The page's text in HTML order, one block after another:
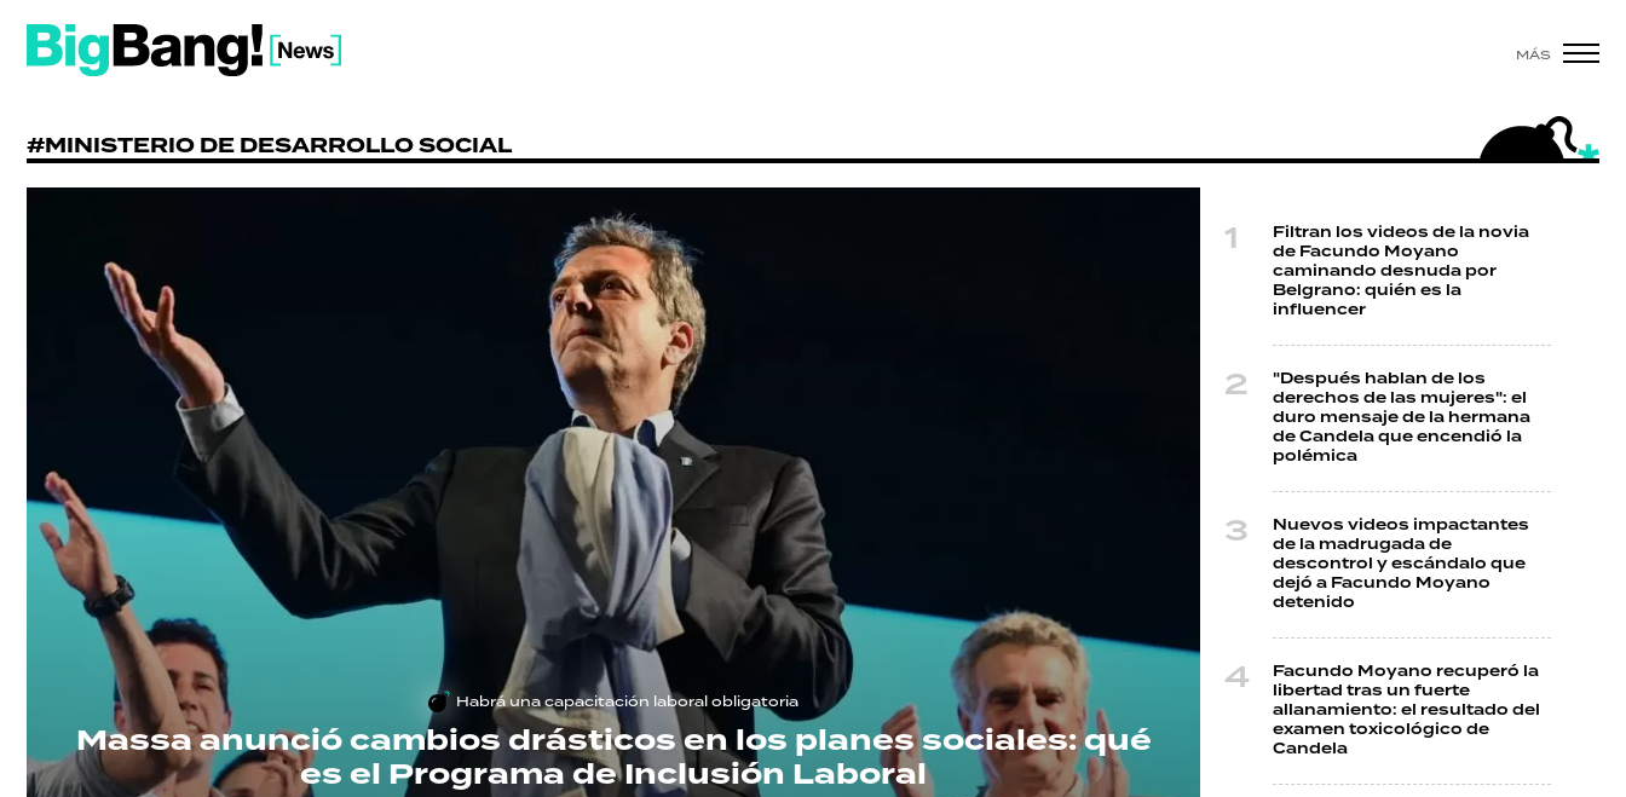
MÁS
#MINISTERIO DE DESARROLLO SOCIAL
Habrá una capacitación laboral obligatoria
Massa anunció cambios drásticos en los planes sociales: qué
es el Programa de Inclusión Laboral
Filtran los videos de la novia
de Facundo Moyano
caminando desnuda por
Belgrano: quién es la
influencer
"Después hablan de los
derechos de las mujeres": el
duro mensaje de la hermana
de Candela que encendió la
polémica
Nuevos videos impactantes
de la madrugada de
descontrol y escándalo que
dejó a Facundo Moyano
detenido
Facundo Moyano recuperó la
libertad tras un fuerte
allanamiento: el resultado del
examen toxicológico de
Candela